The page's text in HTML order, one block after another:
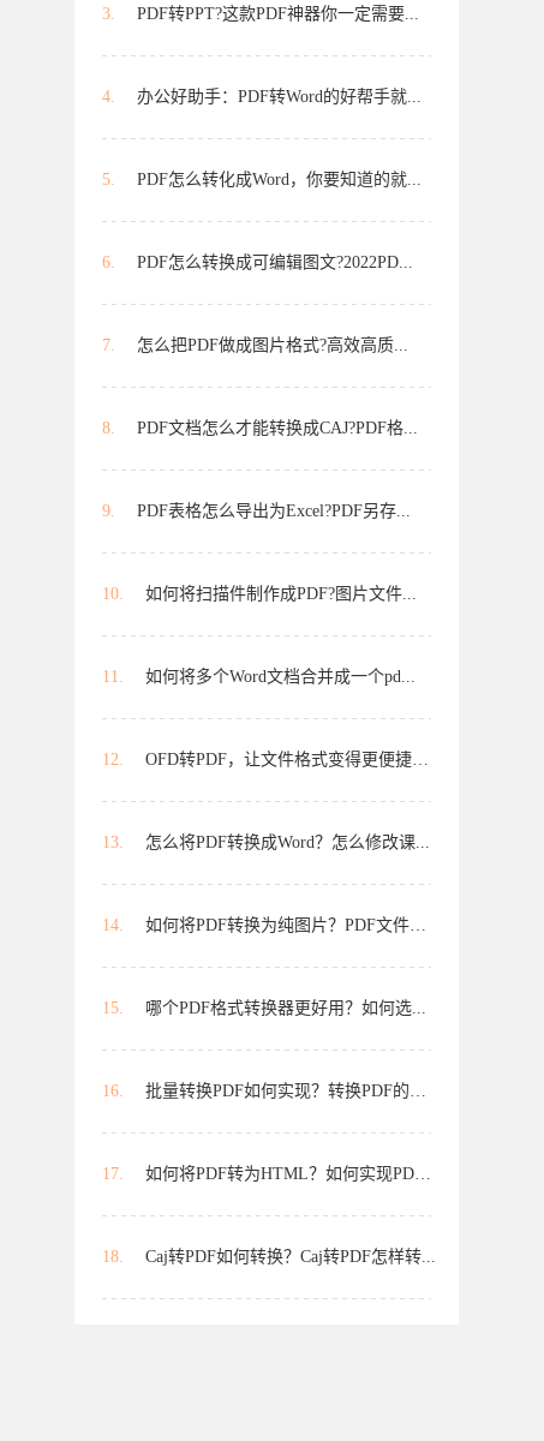
3. PDF转PPT?这款PDF神器你一定需要...
4. 办公好助手：PDF转Word的好帮手就...
5. PDF怎么转化成Word，你要知道的就...
6. PDF怎么转换成可编辑图文?2022PD...
7. 怎么把PDF做成图片格式?高效高质...
8. PDF文档怎么才能转换成CAJ?PDF格...
9. PDF表格怎么导出为Excel?PDF另存...
10. 如何将扫描件制作成PDF?图片文件...
11. 如何将多个Word文档合并成一个pd...
12. OFD转PDF，让文件格式变得更便捷？如...
13. 怎么将PDF转换成Word？怎么修改课...
14. 如何将PDF转换为纯图片？PDF文件如...
15. 哪个PDF格式转换器更好用？如何选...
16. 批量转换PDF如何实现？转换PDF的最...
17. 如何将PDF转为HTML？如何实现PDF转...
18. Caj转PDF如何转换？Caj转PDF怎样转...